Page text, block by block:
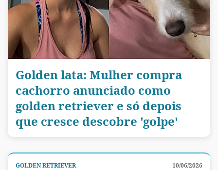
Golden lata: Mulher compra
cachorro anunciado como
golden retriever e só depois
que cresce descobre 'golpe'
GOLDEN RETRIEVER 10/06/2026